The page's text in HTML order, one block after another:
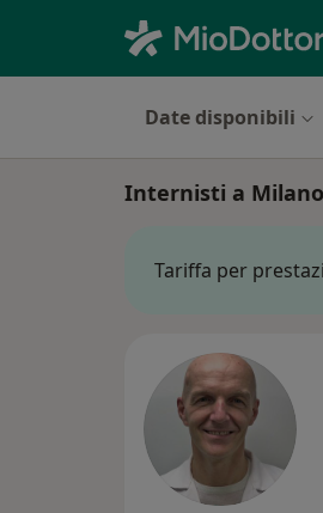
Date disponibili
Internisti a Milano
Tariffa per